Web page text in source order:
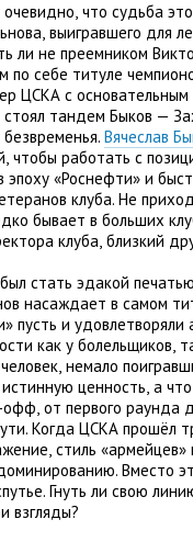
, что судьба
, выигравшего для
ли не преемником
по себе титуле
ЦСКА с
стоял тандем Быков —
Вячеслав
, чтобы работать с
эпоху «Роснефти» и
клуба. Не
бывает в больших
клуба, близкий
стать эдакой
насаждает в самом
пусть и
как у болельщиков,
, немало
ценность, а
офф, от первого раунда
Когда ЦСКА прошёл
, стиль «армейцев»
Вместо
Гнуть ли свою
взгляды?